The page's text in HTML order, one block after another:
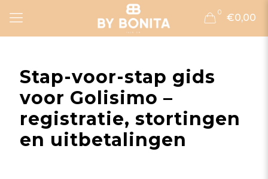
0 €0,00
Stap-voor-stap gids
voor Golisimo –
registratie, stortingen
en uitbetalingen